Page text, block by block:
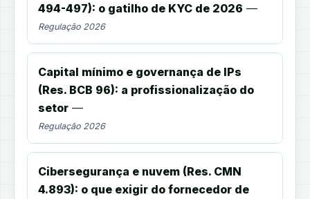
494-497): o gatilho de KYC de 2026 —
Regulação 2026
Capital mínimo e governança de IPs
(Res. BCB 96): a profissionalização do
setor —
Regulação 2026
Cibersegurança e nuvem (Res. CMN
4.893): o que exigir do fornecedor de